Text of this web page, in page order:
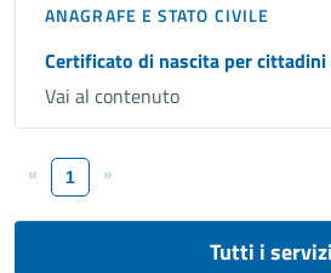
ANAGRAFE E STATO CIVILE
Certificato di nascita per
Vai al contenuto
« 1 »
Tutti i servizi